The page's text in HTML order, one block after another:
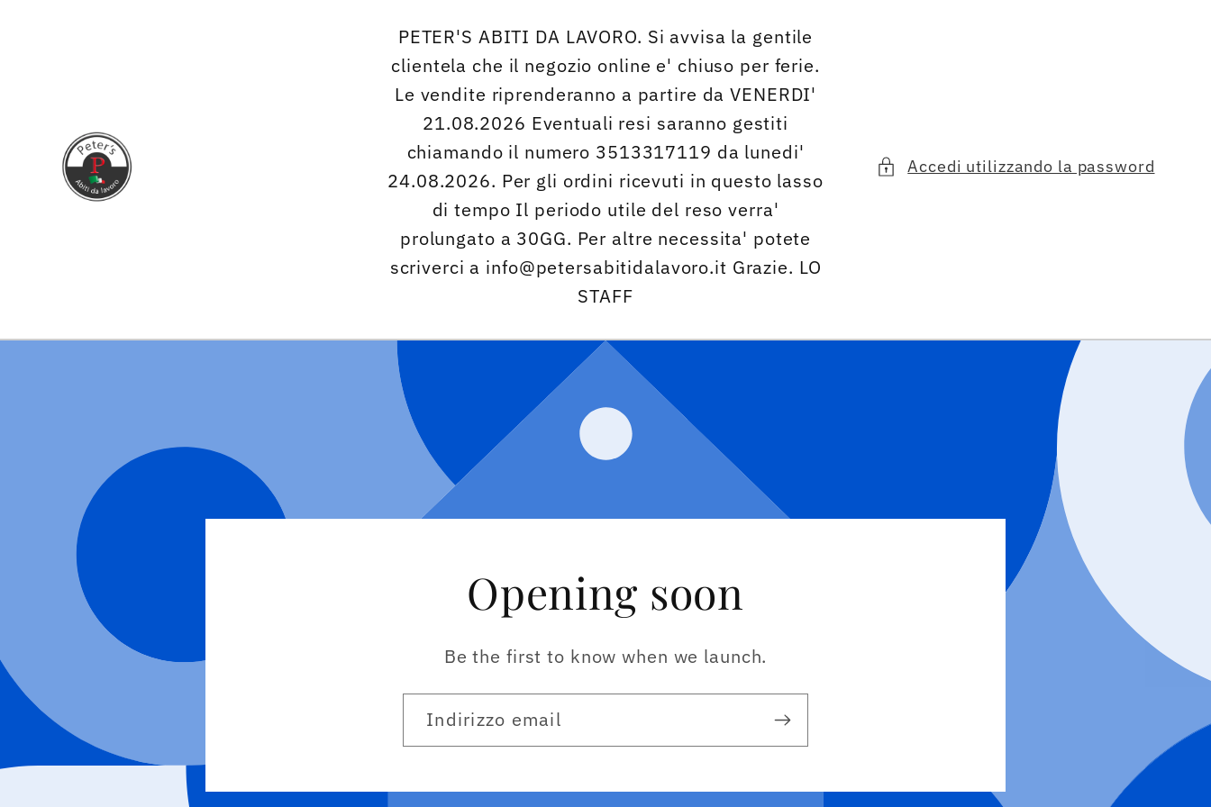
PETER'S ABITI DA LAVORO. Si avvisa la gentile
clientela che il negozio online e' chiuso per ferie.
Le vendite riprenderanno a partire da VENERDI'
21.08.2026 Eventuali resi saranno gestiti
chiamando il numero 3513317119 da lunedi'
24.08.2026. Per gli ordini ricevuti in questo lasso
di tempo Il periodo utile del reso verra'
prolungato a 30GG. Per altre necessita' potete
scriverci a info@petersabitidalavoro.it Grazie. LO
STAFF
Accedi utilizzando la password
Opening soon
Be the first to know when we launch.
Indirizzo email